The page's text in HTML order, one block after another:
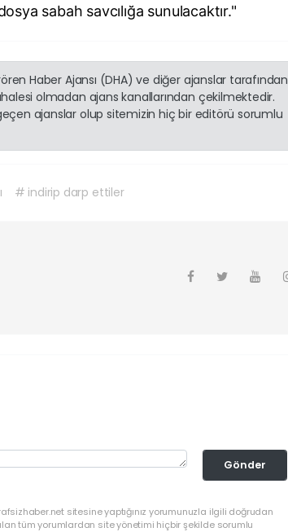
sabah savcılığa sunulacaktır."
Haber Ajansı (DHA) ve diğer ajanslar tarafından
olmadan ajans kanallarından çekilmektedir.
ajanslar olup sitemizin hiç bir editörü sorumlu
# indirip darp ettiler
Gönder
sitesine yaptığınız yorumunuzla ilgili doğrudan
tüm yorumlardan site yönetimi hiçbir şekilde sorumlu